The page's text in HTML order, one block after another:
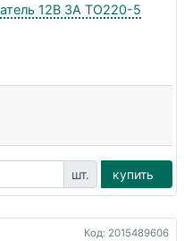
12В 3A TO220-5
шт. купить
Код: 2015489606